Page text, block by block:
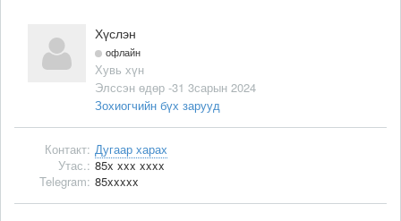
Хүслэн
офлайн
Хувь хүн
Элссэн өдөр -31 3сарын 2024
Зохиогчийн бүх зарууд
Контакт: Дугаар харах
Утас.: 85x xxx xxxx
Telegram: 85xxxxx